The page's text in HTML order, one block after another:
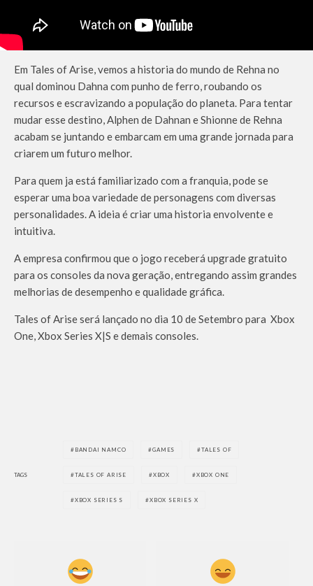
Em Tales of Arise, vemos a historia do mundo de Rehna no
qual dominou Dahna com punho de ferro, roubando os
recursos e escravizando a população do planeta. Para tentar
mudar esse destino, Alphen de Dahnan e Shionne de Rehna
acabam se juntando e embarcam em uma grande jornada para
criarem um futuro melhor.
Para quem ja está familiarizado com a franquia, pode se
esperar uma boa variedade de personagens com diversas
personalidades. A ideia é criar uma historia envolvente e
intuitiva.
A empresa confirmou que o jogo receberá upgrade gratuito
para os consoles da nova geração, entregando assim grandes
melhorias de desempenho e qualidade gráfica.
Tales of Arise será lançado no dia 10 de Setembro para Xbox
One, Xbox Series X|S e demais consoles.
TAGS
BANDAI NAMCO GAMES TALES OF
TALES OF ARISE XBOX XBOX ONE
XBOX SERIES S XBOX SERIES X